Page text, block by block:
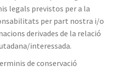
legals previstos per a la
per part nostra i/o
derivades de la relació
interessada.
de conservació